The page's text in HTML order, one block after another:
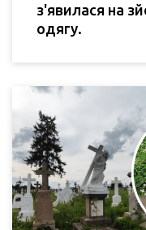
з'явилася на
одягу.